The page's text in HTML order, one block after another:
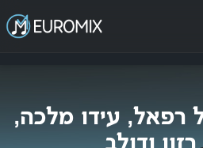
בישראל
רפאל, עידו מלכה,